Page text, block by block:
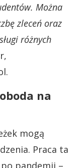
Można
zleceń oraz
różnych
na
mogą
Praca ta
pandemii –